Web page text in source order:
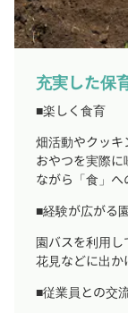
充実した保
■楽しく食育
畑活動やクッキ
おやつを実際
ながら「食」へ
■経験が広がる
園バスを利用
花見などに出か
■従業員との交